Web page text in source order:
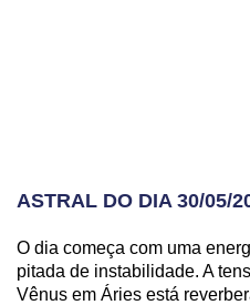
ASTRAL DO DIA 30/05/
O dia começa com uma
pitada de instabilidade. A
Vênus em Áries está